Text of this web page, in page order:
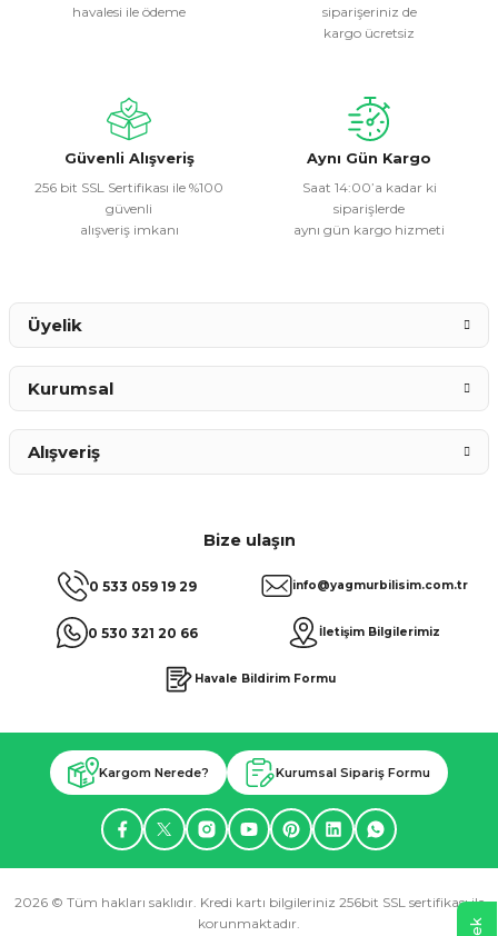
Ürün resmi kalitesiz, bozuk veya görüntülenemiyor.
Ürün fiyatı diğer sitelerden daha pahalı.
Bu ürüne benzer farklı alternatifler olmalı.
havalesi ile ödeme
siparişeriniz de
kargo ücretsiz
Güvenli Alışveriş
256 bit SSL Sertifikası ile %100
güvenli
alışveriş imkanı
Aynı Gün Kargo
Saat 14:00’a kadar ki
siparişlerde
aynı gün kargo hizmeti
Bize ulaşın
0 533 059 19 29
0 530 321 20 66
info@yagmurbilisim.com.tr
İletişim Bilgilerimiz
Havale Bildirim Formu
Üyelik
Kurumsal
Alışveriş
Kargom Nerede? Kurumsal Sipariş Formu
2026 © Tüm hakları saklıdır. Kredi kartı bilgileriniz 256bit SSL sertifikası ile
korunmaktadır.